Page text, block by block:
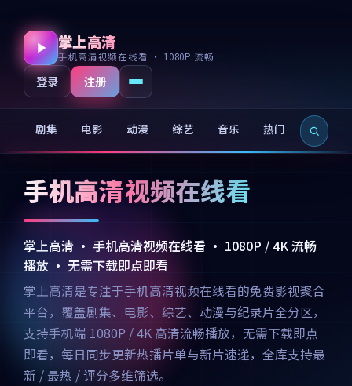
掌上高清
手机高清视频在线看 · 1080P 流畅
登录 注册
剧集 电影 动漫 综艺 音乐 热门 新片
手机高清视频在线看
掌上高清 · 手机高清视频在线看 · 1080P / 4K 流畅
播放 · 无需下载即点即看
掌上高清是专注于手机高清视频在线看的免费影视聚合
平台，覆盖剧集、电影、综艺、动漫与纪录片全分区，
支持手机端 1080P / 4K 高清流畅播放，无需下载即点
即看，每日同步更新热播片单与新片速递，全库支持最
新 / 最热 / 评分多维筛选。